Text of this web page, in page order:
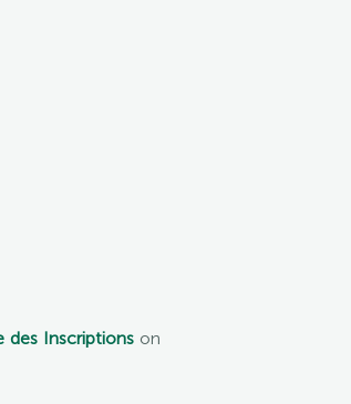
des Inscriptions on